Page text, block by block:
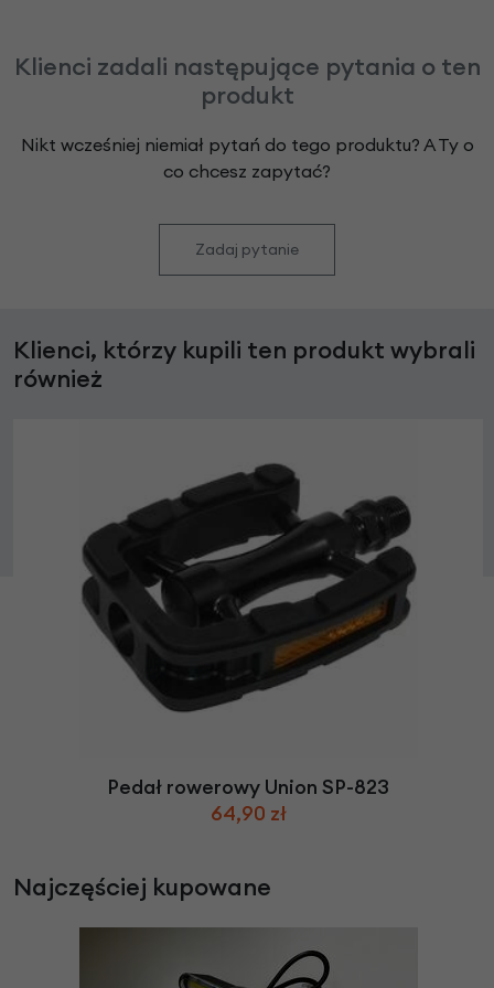
Klienci zadali następujące pytania o ten
produkt
Nikt wcześniej niemiał pytań do tego produktu? A Ty o
co chcesz zapytać?
Zadaj pytanie
Klienci, którzy kupili ten produkt wybrali
również
Pedał rowerowy Union SP-823
64,90 zł
Najczęściej kupowane